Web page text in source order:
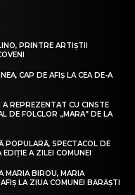
PRINTRE ARTIȘTII
CAP DE AFIȘ LA CEA DE-A
REPREZENTAT CU CINSTE
DE FOLCLOR „MARA” DE LA
POPULARĂ, SPECTACOL DE
A ZILEI COMUNEI
MARIA BIROU, MARIA
LA ZIUA COMUNEI BĂRĂȘTI